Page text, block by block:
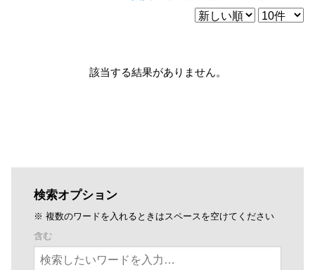
東急不動産 賃料
ア
野村不動産 ZEH [+]
該当する結果がありません。
検索オプション
※ 複数のワードを入れるときはスペースを空けてください
含む